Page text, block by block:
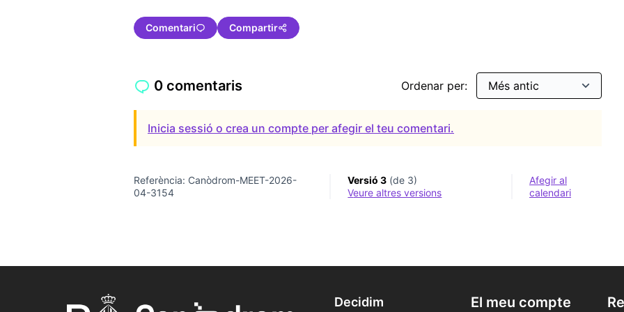
Comentari Compartir
0 comentaris Ordenar per:
Inicia sessió o crea un compte per afegir el teu comentari.
Referència: Canòdrom-MEET-2026-
04-3154
Versió 3 (de 3)
veure altres versions
Afegir al
calendari
Decidim El meu compte